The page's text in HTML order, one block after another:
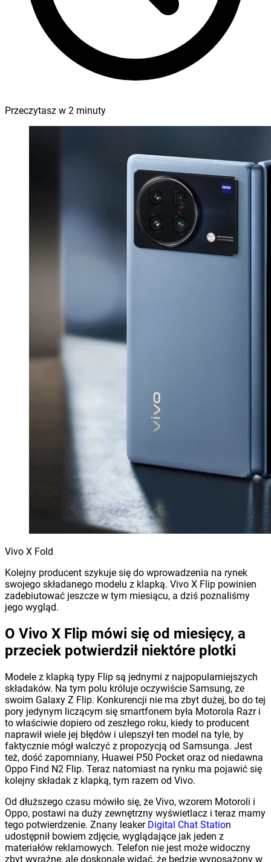
Przeczytasz w 2 minuty
Vivo X Fold
Kolejny producent szykuje się do wprowadzenia na rynek
swojego składanego modelu z klapką. Vivo X Flip powinien
zadebiutować jeszcze w tym miesiącu, a dziś poznaliśmy
jego wygląd.
O Vivo X Flip mówi się od miesięcy, a
przeciek potwierdził niektóre plotki
Modele z klapką typy Flip są jednymi z najpopularniejszych
składaków. Na tym polu króluje oczywiście Samsung, ze
swoim Galaxy Z Flip. Konkurencji nie ma zbyt dużej, bo do tej
pory jedynym liczącym się smartfonem była Motorola Razr i
to właściwie dopiero od zeszłego roku, kiedy to producent
naprawił wiele jej błędów i ulepszył ten model na tyle, by
faktycznie mógł walczyć z propozycją od Samsunga. Jest
też, dość zapomniany, Huawei P50 Pocket oraz od niedawna
Oppo Find N2 Flip. Teraz natomiast na rynku ma pojawić się
kolejny składak z klapką, tym razem od Vivo.
Od dłuższego czasu mówiło się, że Vivo, wzorem Motoroli i
Oppo, postawi na duży zewnętrzny wyświetlacz i teraz mamy
tego potwierdzenie. Znany leaker Digital Chat Station
udostępnił bowiem zdjęcie, wyglądające jak jeden z
materiałów reklamowych. Telefon nie jest może widoczny
zbyt wyraźne, ale doskonale widać, że będzie wyposażony w